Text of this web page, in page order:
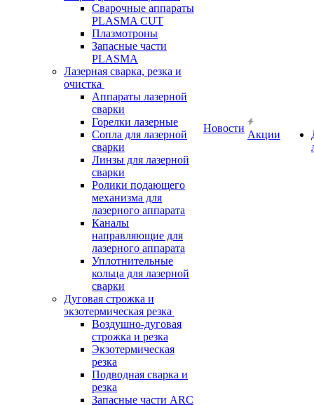
Сварочные аппараты
PLASMA CUT
Плазмотроны
Запасные части
PLASMA
Лазерная сварка, резка и
очистка
Аппараты лазерной
сварки
Горелки лазерные
Сопла для лазерной
сварки
Линзы для лазерной
сварки
Ролики подающего
механизма для
лазерного аппарата
Каналы
направляющие для
лазерного аппарата
Уплотнительные
кольца для лазерной
сварки
Дуговая строжка и
экзотермическая резка
Воздушно-дуговая
строжка и резка
Экзотермическая
резка
Подводная сварка и
резка
Запасные части ARC
Новости
Акции